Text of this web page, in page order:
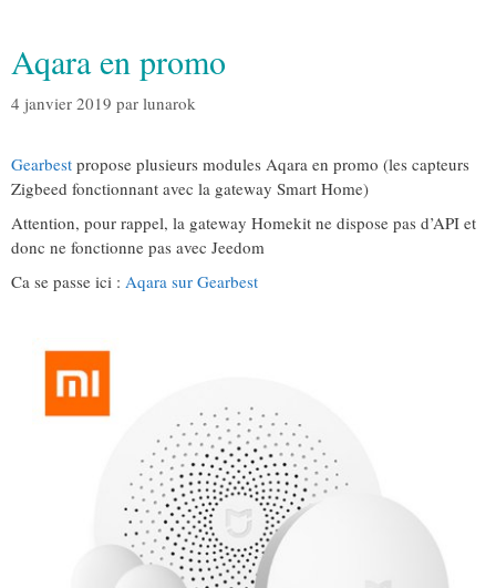
Aqara en promo
4 janvier 2019 par lunarok
Gearbest propose plusieurs modules Aqara en promo (les capteurs
Zigbeed fonctionnant avec la gateway Smart Home)
Attention, pour rappel, la gateway Homekit ne dispose pas d’API et
donc ne fonctionne pas avec Jeedom
Ca se passe ici : Aqara sur Gearbest